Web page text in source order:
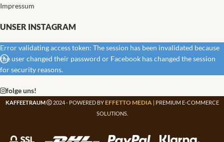
Impressum
UNSER INSTAGRAM
Error validating access token: The session has been invalidated because
the user changed their password or Facebook has changed the session
for security reasons.
folge uns!
KAFFEETRAUM 2024 - POWERED BY EFFETTO MEDIA | PREMIUM E-COMMERCE
SOLUTIONS.